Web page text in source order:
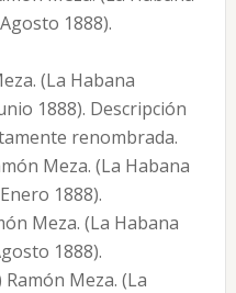
1888).
(La Habana
1888). Descripción
renombrada.
Meza. (La Habana
1888).
Meza. (La Habana
1888).
Ramón Meza. (La